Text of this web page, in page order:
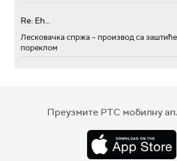
Re: Eh...
Лесковачка спржа – производ са
пореклом
Преузмите РТС мобилну